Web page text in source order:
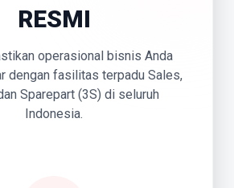
RESMI
operasional bisnis Anda
dengan fasilitas terpadu Sales,
Sparepart (3S) di seluruh
Indonesia.